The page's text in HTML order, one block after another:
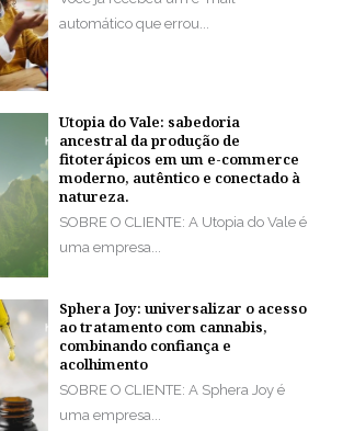
automático que errou...
Utopia do Vale: sabedoria
ancestral da produção de
fitoterápicos em um e-commerce
moderno, autêntico e conectado à
natureza.
SOBRE O CLIENTE: A Utopia do Vale é
uma empresa...
Sphera Joy: universalizar o acesso
ao tratamento com cannabis,
combinando confiança e
acolhimento
SOBRE O CLIENTE: A Sphera Joy é
uma empresa...